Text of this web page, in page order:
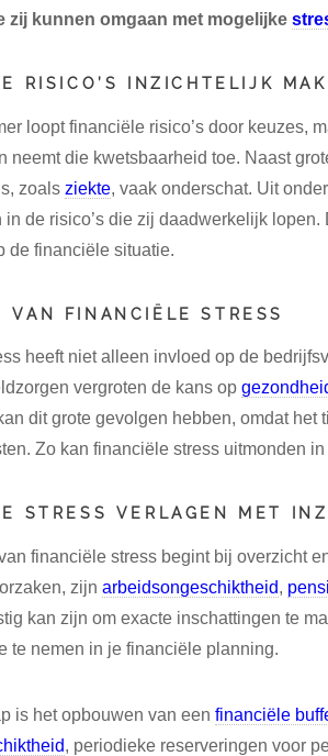
zij kunnen omgaan met mogelijke
RISICO’S INZICHTELIJK
loopt financiële risico’s door keuzes,
neemt die kwetsbaarheid toe. Naast
zoals ziekte, vaak onderschat. Uit
de risico’s die zij daadwerkelijk
de financiële situatie.
VAN FINANCIËLE STRESS
heeft niet alleen invloed op de
vergroten de kans op
dit grote gevolgen hebben, omdat
Zo kan financiële stress uitmonden
STRESS VERLAGEN MET
financiële stress begint bij overzicht
zijn arbeidsongeschiktheid,
kan zijn om exacte inschattingen te
te nemen in je financiële planning.
is het opbouwen van een financiële
, periodieke reserveringen voor